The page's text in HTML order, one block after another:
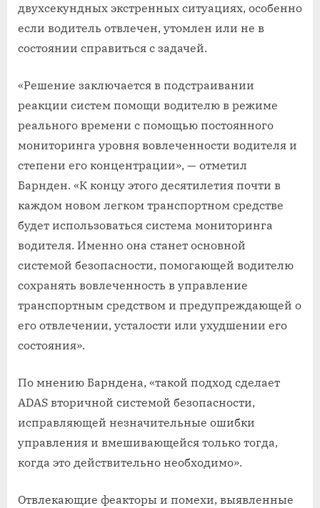
двухсекундных экстренных ситуациях, особенно
если водитель отвлечен, утомлен или не в
состоянии справиться с задачей.
«Решение заключается в подстраивании
реакции систем помощи водителю в режиме
реального времени с помощью постоянного
мониторинга уровня вовлеченности водителя и
степени его концентрации», — отметил
Барнден. «К концу этого десятилетия почти в
каждом новом легком транспортном средстве
будет использоваться система мониторинга
водителя. Именно она станет основной
системой безопасности, помогающей водителю
сохранять вовлеченность в управление
транспортным средством и предупреждающей о
его отвлечении, усталости или ухудшении его
состояния».
По мнению Барндена, «такой подход сделает
ADAS вторичной системой безопасности,
исправляющей незначительные ошибки
управления и вмешивающейся только тогда,
когда это действительно необходимо».
Отвлекающие феакторы и помехи, выявленные